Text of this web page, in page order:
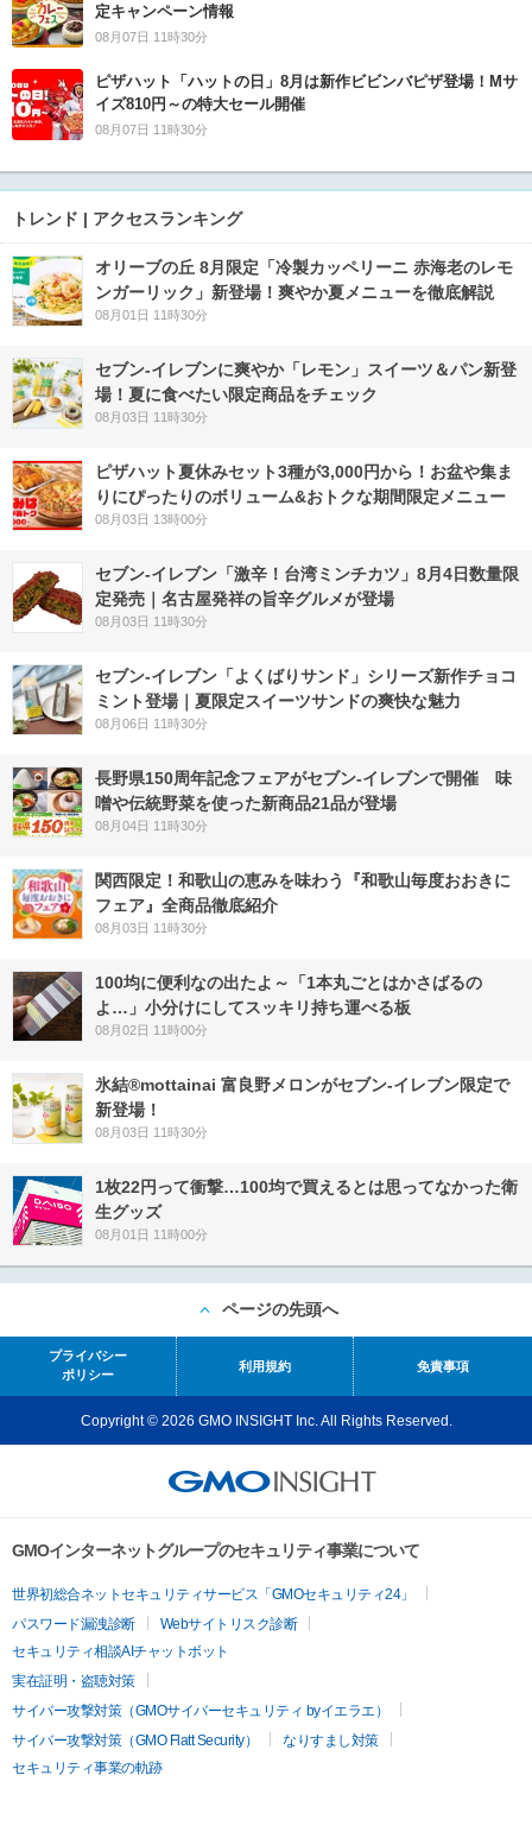
定キャンペーン情報
08月07日 11時30分
ピザハット「ハットの日」8月は新作ビビンバピザ登場！Mサ
イズ810円～の特大セール開催
08月07日 11時30分
トレンド | アクセスランキング
オリーブの丘 8月限定「冷製カッペリーニ 赤海老のレモ
ンガーリック」新登場！爽やか夏メニューを徹底解説
08月01日 11時30分
セブン‐イレブンに爽やか「レモン」スイーツ＆パン新登
場！夏に食べたい限定商品をチェック
08月03日 11時30分
ピザハット夏休みセット3種が3,000円から！お盆や集ま
りにぴったりのボリューム&おトクな期間限定メニュー
08月03日 13時00分
セブン-イレブン「激辛！台湾ミンチカツ」8月4日数量限
定発売｜名古屋発祥の旨辛グルメが登場
08月03日 11時30分
セブン‐イレブン「よくばりサンド」シリーズ新作チョコ
ミント登場｜夏限定スイーツサンドの爽快な魅力
08月06日 11時30分
長野県150周年記念フェアがセブン-イレブンで開催 味
噌や伝統野菜を使った新商品21品が登場
08月04日 11時30分
関西限定！和歌山の恵みを味わう『和歌山毎度おおきに
フェア』全商品徹底紹介
08月03日 11時30分
100均に便利なの出たよ～「1本丸ごとはかさばるの
よ…」小分けにしてスッキリ持ち運べる板
08月02日 11時00分
氷結®mottainai 富良野メロンがセブン‐イレブン限定で
新登場！
08月03日 11時30分
1枚22円って衝撃…100均で買えるとは思ってなかった衛
生グッズ
08月01日 11時00分
ページの先頭へ
プライバシー
ポリシー
利用規約 免責事項
Copyright © 2026 GMO INSIGHT Inc. All Rights Reserved.
GMOインターネットグループのセキュリティ事業について
世界初総合ネットセキュリティサービス「GMOセキュリティ24」
パスワード漏洩診断
Webサイトリスク診断
セキュリティ相談AIチャットボット
実在証明・盗聴対策
サイバー攻撃対策（GMOサイバーセキュリティ byイエラエ）
サイバー攻撃対策（GMO Flatt Security）
なりすまし対策
セキュリティ事業の軌跡